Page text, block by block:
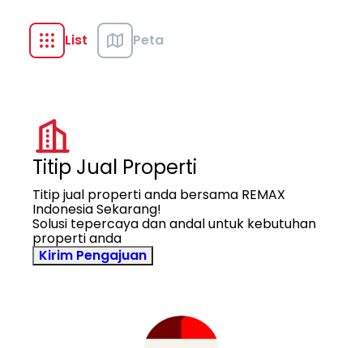
List Peta
Titip Jual Properti
Titip jual properti anda bersama REMAX
Indonesia Sekarang!
Solusi tepercaya dan andal untuk kebutuhan
properti anda
Kirim Pengajuan